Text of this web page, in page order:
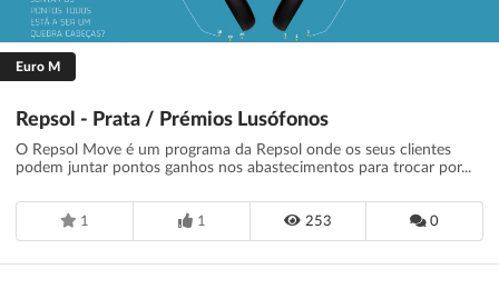
Euro M
Repsol - Prata / Prémios Lusófonos
O Repsol Move é um programa da Repsol onde os seus clientes
podem juntar pontos ganhos nos abastecimentos para trocar por...
1 1 253 0